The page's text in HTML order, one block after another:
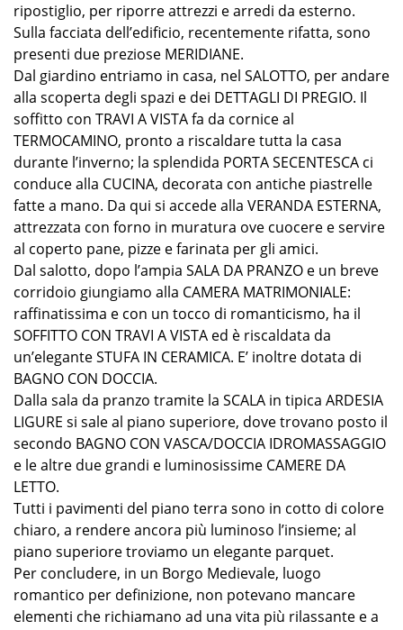
ripostiglio, per riporre attrezzi e arredi da esterno.
Sulla facciata dell’edificio, recentemente rifatta, sono
presenti due preziose MERIDIANE.
Dal giardino entriamo in casa, nel SALOTTO, per andare
alla scoperta degli spazi e dei DETTAGLI DI PREGIO. Il
soffitto con TRAVI A VISTA fa da cornice al
TERMOCAMINO, pronto a riscaldare tutta la casa
durante l’inverno; la splendida PORTA SECENTESCA ci
conduce alla CUCINA, decorata con antiche piastrelle
fatte a mano. Da qui si accede alla VERANDA ESTERNA,
attrezzata con forno in muratura ove cuocere e servire
al coperto pane, pizze e farinata per gli amici.
Dal salotto, dopo l’ampia SALA DA PRANZO e un breve
corridoio giungiamo alla CAMERA MATRIMONIALE:
raffinatissima e con un tocco di romanticismo, ha il
SOFFITTO CON TRAVI A VISTA ed è riscaldata da
un’elegante STUFA IN CERAMICA. E’ inoltre dotata di
BAGNO CON DOCCIA.
Dalla sala da pranzo tramite la SCALA in tipica ARDESIA
LIGURE si sale al piano superiore, dove trovano posto il
secondo BAGNO CON VASCA/DOCCIA IDROMASSAGGIO
e le altre due grandi e luminosissime CAMERE DA
LETTO.
Tutti i pavimenti del piano terra sono in cotto di colore
chiaro, a rendere ancora più luminoso l’insieme; al
piano superiore troviamo un elegante parquet.
Per concludere, in un Borgo Medievale, luogo
romantico per definizione, non potevano mancare
elementi che richiamano ad una vita più rilassante e a